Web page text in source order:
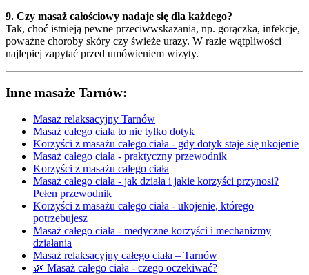
9. Czy masaż całościowy nadaje się dla każdego?
Tak, choć istnieją pewne przeciwwskazania, np. gorączka, infekcje,
poważne choroby skóry czy świeże urazy. W razie wątpliwości
najlepiej zapytać przed umówieniem wizyty.
Inne masaże Tarnów:
Masaż relaksacyjny Tarnów
Masaż całego ciała to nie tylko dotyk
Korzyści z masażu całego ciała - gdy dotyk staje się ukojenie
Masaż całego ciała - praktyczny przewodnik
Korzyści z masażu całego ciała
Masaż całego ciała - jak działa i jakie korzyści przynosi?
Pełen przewodnik
Korzyści z masażu całego ciała - ukojenie, którego
potrzebujesz
Masaż całego ciała - medyczne korzyści i mechanizmy
działania
Masaż relaksacyjny całego ciała – Tarnów
🌿 Masaż całego ciała - czego oczekiwać?